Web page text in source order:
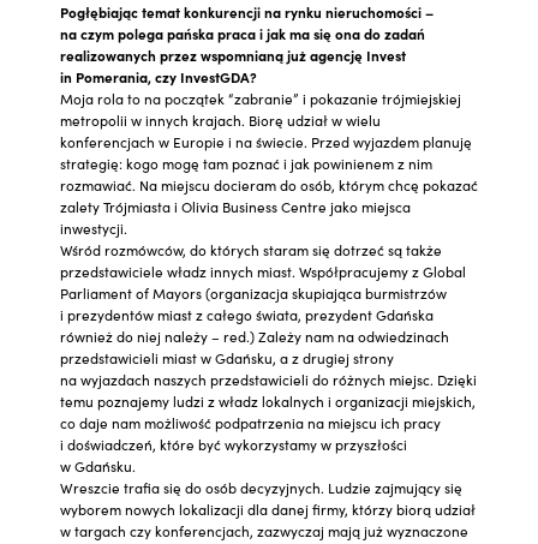
Pogłębiając temat konkurencji na rynku nieruchomości –
na czym polega pańska praca i jak ma się ona do zadań
realizowanych przez wspomnianą już agencję Invest
in Pomerania, czy InvestGDA?
Moja rola to na początek “zabranie” i pokazanie trójmiejskiej
metropolii w innych krajach. Biorę udział w wielu
konferencjach w Europie i na świecie. Przed wyjazdem planuję
strategię: kogo mogę tam poznać i jak powinienem z nim
rozmawiać. Na miejscu docieram do osób, którym chcę pokazać
zalety Trójmiasta i Olivia Business Centre jako miejsca
inwestycji.
Wśród rozmówców, do których staram się dotrzeć są także
przedstawiciele władz innych miast. Współpracujemy z Global
Parliament of Mayors (organizacja skupiająca burmistrzów
i prezydentów miast z całego świata, prezydent Gdańska
również do niej należy – red.) Zależy nam na odwiedzinach
przedstawicieli miast w Gdańsku, a z drugiej strony
na wyjazdach naszych przedstawicieli do różnych miejsc. Dzięki
temu poznajemy ludzi z władz lokalnych i organizacji miejskich,
co daje nam możliwość podpatrzenia na miejscu ich pracy
i doświadczeń, które być wykorzystamy w przyszłości
w Gdańsku.
Wreszcie trafia się do osób decyzyjnych. Ludzie zajmujący się
wyborem nowych lokalizacji dla danej firmy, którzy biorą udział
w targach czy konferencjach, zazwyczaj mają już wyznaczone